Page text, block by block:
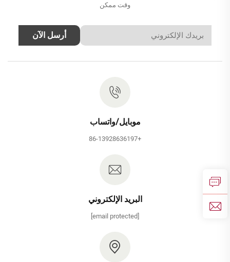
وقت ممكن
أرسل الآن
موبايل/واتساب
+86-13928636197
البريد الإلكتروني
[email protected]